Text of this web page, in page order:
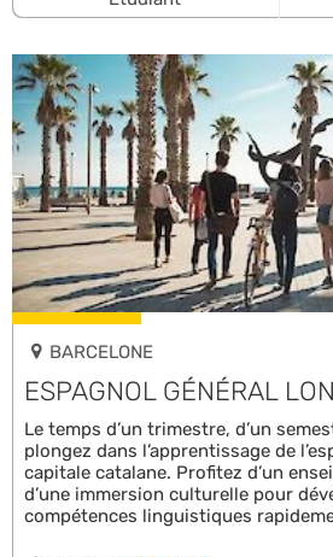
BARCELONE
ESPAGNOL GÉNÉRAL
Le temps d’un trimestre, d’un
plongez dans l’apprentissage de
capitale catalane. Profitez d’un
d’une immersion culturelle pour
compétences linguistiques